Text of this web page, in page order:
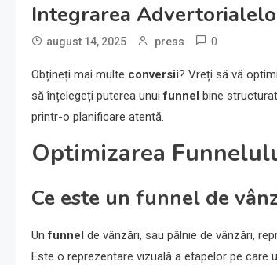
Integrarea
august 14, 2025 press 0
Obțineți mai multe conversii? Vreți să vă
să înțelegeți puterea unuifunnel
bine
printr-o planificare atentă.
Optimizarea
Ce este un funnel de
Unfunnel de vânzări, sau pâlnie de vânzări,
Este o reprezentare vizuală a etapelor pe care